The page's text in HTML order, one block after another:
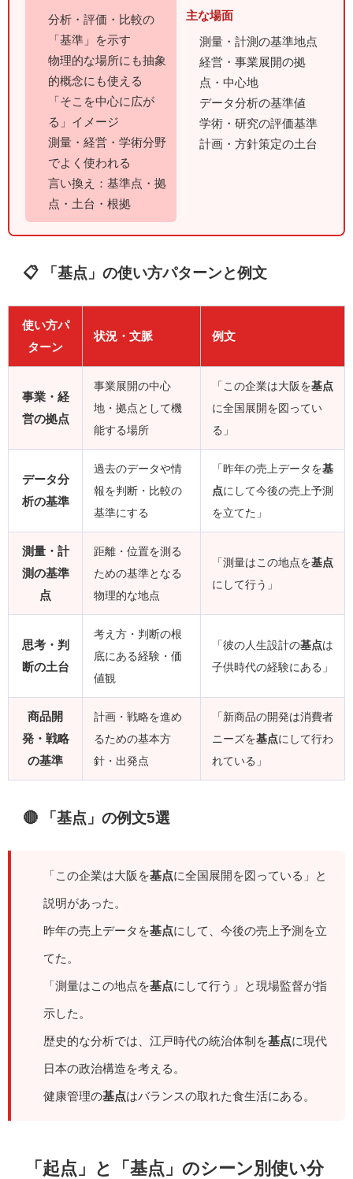
分析・評価・比較の
「基準」を示す
物理的な場所にも抽象
的概念にも使える
「そこを中心に広が
る」イメージ
測量・経営・学術分野
でよく使われる
言い換え：基準点・拠
点・土台・根拠
主な場面
測量・計測の基準地点
経営・事業展開の拠
点・中心地
データ分析の基準値
学術・研究の評価基準
計画・方針策定の土台
📋 「基点」の使い方パターンと例文
使い方パ
ターン
状況・文脈 例文
事業・経
営の拠点
事業展開の中心
地・拠点として機
能する場所
「この企業は大阪を基点
に全国展開を図ってい
る」
データ分
析の基準
過去のデータや情
報を判断・比較の
基準にする
「昨年の売上データを基
点にして今後の売上予測
を立てた」
測量・計
測の基準
点
距離・位置を測る
ための基準となる
物理的な地点
「測量はこの地点を基点
にして行う」
思考・判
断の土台
考え方・判断の根
底にある経験・価
値観
「彼の人生設計の基点は
子供時代の経験にある」
商品開
発・戦略
の基準
計画・戦略を進め
るための基本方
針・出発点
「新商品の開発は消費者
ニーズを基点にして行わ
れている」
🔴 「基点」の例文5選
「この企業は大阪を基点に全国展開を図っている」と
説明があった。
昨年の売上データを基点にして、今後の売上予測を立
てた。
「測量はこの地点を基点にして行う」と現場監督が指
示した。
歴史的な分析では、江戸時代の統治体制を基点に現代
日本の政治構造を考える。
健康管理の基点はバランスの取れた食生活にある。
「起点」と「基点」のシーン別使い分